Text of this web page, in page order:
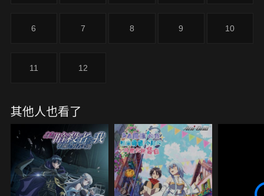
6 7 8 9 10
11 12
其他人也看了